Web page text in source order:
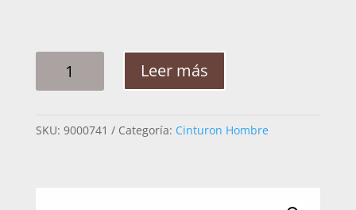
HOMBRE
RAMEADO
Leer más
SKU: 9000741 Categoría: Cinturon Hombre